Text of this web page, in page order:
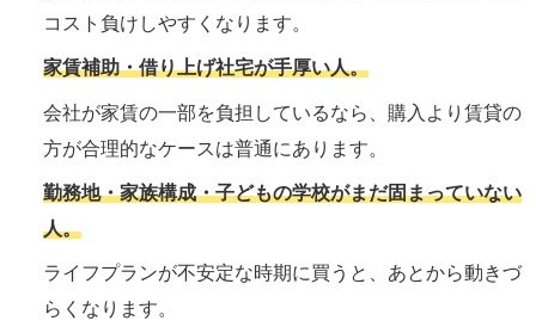
コスト負けしやすくなります。
家賃補助・借り上げ社宅が手厚い人。
会社が家賃の一部を負担しているなら、購入より賃貸の
方が合理的なケースは普通にあります。
勤務地・家族構成・子どもの学校がまだ固まっていない
人。
ライフプランが不安定な時期に買うと、あとから動きづ
らくなります。